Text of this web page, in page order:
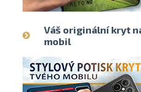
Váš originální kryt
mobil